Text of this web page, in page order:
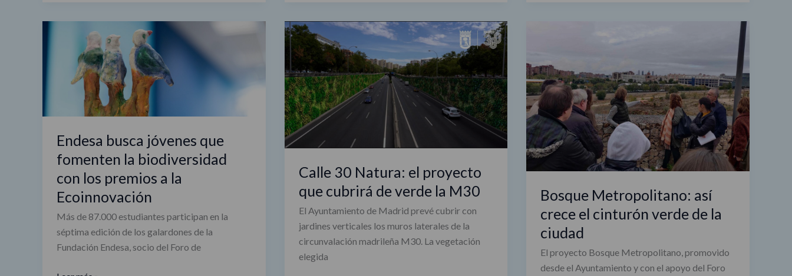
Endesa busca jóvenes que
fomenten la biodiversidad
con los premios a la
Ecoinnovación
Más de 87.000 estudiantes participan en la
séptima edición de los galardones de la
Fundación Endesa, socio del Foro de
jóvenes
fomenten
biodiversidad
con
premios
a
la
Ecoinnovación
Calle 30 Natura: el proyecto
que cubrirá de verde la M30
El Ayuntamiento de Madrid prevé cubrir con
jardines verticales los muros laterales de la
circunvalación madrileña M30. La vegetación
elegida
Calle
30
Natura:
el
proyecto
que
cubrirá
de
verde
la
M30
Bosque Metropolitano: así
crece el cinturón verde de la
ciudad
El proyecto Bosque Metropolitano, promovido
desde el Ayuntamiento y con el apoyo del Foro
crece
el
cinturón
verde
de
la